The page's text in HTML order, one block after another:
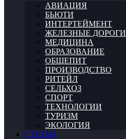
АВИАЦИЯ
БЬЮТИ
ИНТЕРТЕЙМЕНТ
ЖЕЛЕЗНЫЕ ДОРОГИ
МЕДИЦИНА
ОБРАЗОВАНИЕ
ОБЩЕПИТ
ПРОИЗВОДСТВО
РИТЕЙЛ
СЕЛЬХОЗ
СПОРТ
ТЕХНОЛОГИИ
ТУРИЗМ
ЭКОЛОГИЯ
СТАТЬИ